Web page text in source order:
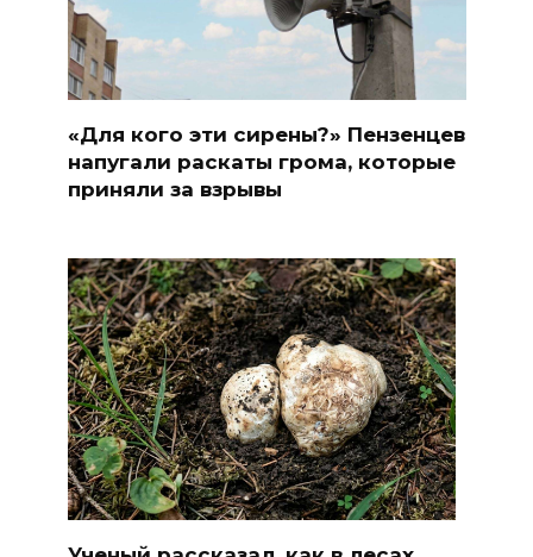
«Для кого эти сирены?» Пензенцев
напугали раскаты грома, которые
приняли за взрывы